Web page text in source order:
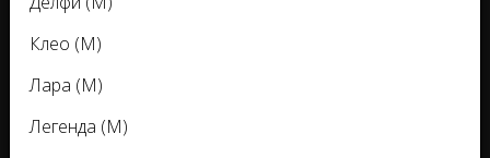
Клео (M)
Лара (M)
Легенда (M)